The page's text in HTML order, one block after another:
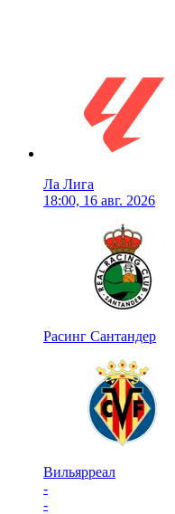
Ла Лига
18:00, 16 авг. 2026
Расинг Сантандер
Вильярреал
-
-